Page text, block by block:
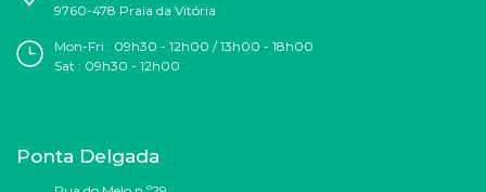
9760-478 Praia da Vitória
Mon-Fri : 09h30 - 12h00 / 13h00 - 18h00
Sat : 09h30 - 12h00
Ponta Delgada